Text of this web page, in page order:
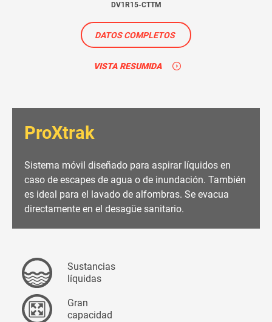
DV1R15-CTTM
DATOS COMPLETOS
VISTA RESUMIDA
ProXtrak
Sistema móvil diseñado para aspirar líquidos en
caso de escapes de agua o de inundación. También
es ideal para el lavado de alfombras. Se evacua
directamente en el desagüe sanitario.
Sustancias
líquidas
Gran
capacidad